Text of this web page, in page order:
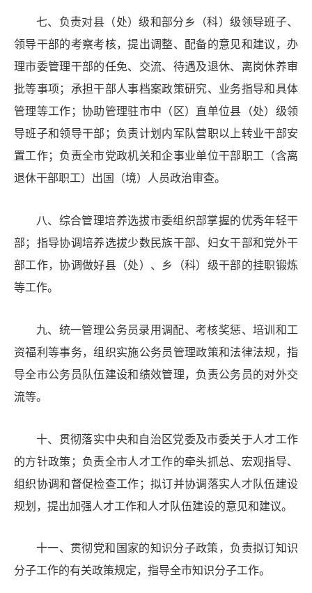
七、 负责对县（处）级和部分乡（科）级领导班子、
领导干部的考察考核，提出调整、配备的意见和建议，办
理市委管理干部的任免、交流、待遇及退休、离岗休养审
批等事项；承担干部人事档案政策研究、业务指导和具体
管理等工作；协助管理驻市中（区）直单位县（处）级领
导班子和领导干部； 负责计划内军 队营职以上转业干部安
置工作；负责全市党政机关和企事业单位干部职工（含离
退休干部职工） 出国（境） 人员政治审查。
八、 综合管理培养选拔市委组织部掌握的优秀年轻干
部 ；指导协调培养选拔少数民族干部、妇女干部和党外干
部工作，协调做好县（处）、乡（科）级干部的挂职锻炼
等工作。
九、 统一管理公务员录用调配、考核奖惩、培训和工
资福利等事务，组织实施公务员管理政策和法律法规，指
导全市公务员队伍建设和绩效管理，负责公务员的对外交
流等。
十、 贯彻落实中央和自治区党委及市委关于人才工作
的方针政策；负责全市人才工作的牵头抓总、宏观指导、
组织协调和督促检查工作；拟订并协调落实人才队伍建设
规划，提出加强人才工作和人才队伍建设的意见和建议。
十一、 贯彻党和国家的知识分子政策，负责拟订知识
分子工作的有关政策规定，指导全市知识分子工作。